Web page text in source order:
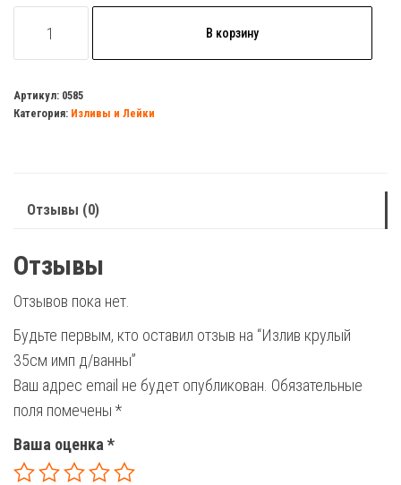
товара
крулый
35см
В корзину
Артикул: 0585
Категория: Изливы и Лейки
Отзывы (0)
Отзывы
Отзывов пока нет.
Будьте первым, кто оставил отзыв на “Излив крулый
35см имп д/ванны”
Ваш адрес email не будет опубликован. Обязательные
поля помечены *
Ваша оценка *